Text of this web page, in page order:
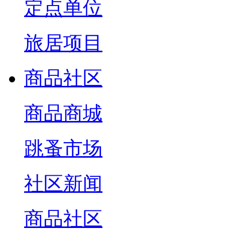
定点单位
旅居项目
商品社区
商品商城
跳蚤市场
社区新闻
商品社区